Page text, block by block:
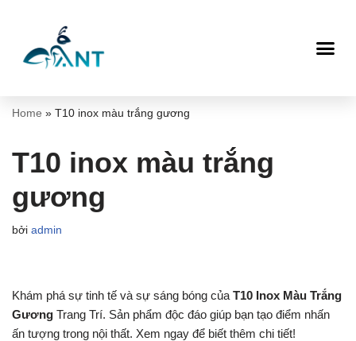
tới
Home » T10 inox màu trắng gương
T10 inox màu trắng
gương
bởi admin
Khám phá sự tinh tế và sự sáng bóng của T10 Inox Màu Trắng
Gương Trang Trí. Sản phẩm độc đáo giúp bạn tạo điểm nhấn
ấn tượng trong nội thất. Xem ngay để biết thêm chi tiết!